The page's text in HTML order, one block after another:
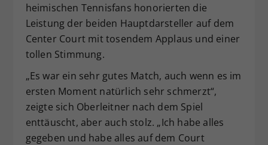
heimischen Tennisfans honorierten die
Leistung der beiden Hauptdarsteller auf dem
Center Court mit tosendem Applaus und einer
tollen Stimmung.
„Es war ein sehr gutes Match, auch wenn es im
ersten Moment natürlich sehr schmerzt“,
zeigte sich Oberleitner nach dem Spiel
enttäuscht, aber auch stolz. „Ich habe alles
gegeben und habe alles auf dem Court